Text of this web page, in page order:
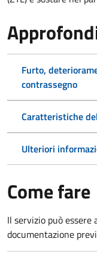
Furto,
contrassegno
Caratteristiche
Ulteriori
Come fare
Il servizio può
documentazione